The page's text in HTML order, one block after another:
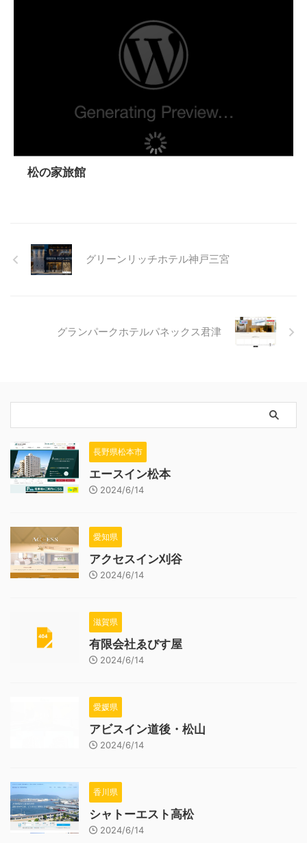
松の家旅館
グリーンリッチホテル神戸三宮
グランパークホテルパネックス君津
長野県松本市
エースイン松本
2024/6/14
愛知県
アクセスイン刈谷
2024/6/14
滋賀県
有限会社ゑびす屋
2024/6/14
愛媛県
アビスイン道後・松山
2024/6/14
香川県
シャトーエスト高松
2024/6/14